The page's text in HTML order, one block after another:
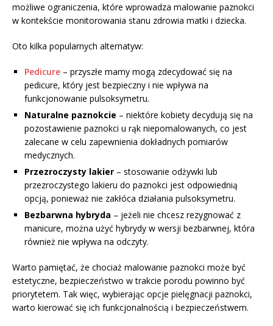
możliwe ograniczenia, które wprowadza malowanie paznokci
w kontekście monitorowania stanu zdrowia matki i dziecka.
Oto kilka popularnych alternatyw:
Pedicure – przyszłe mamy mogą zdecydować się na
pedicure, który jest bezpieczny i nie wpływa na
funkcjonowanie pulsoksymetru.
Naturalne paznokcie – niektóre kobiety decydują się na
pozostawienie paznokci u rąk niepomalowanych, co jest
zalecane w celu zapewnienia dokładnych pomiarów
medycznych.
Przezroczysty lakier – stosowanie odżywki lub
przezroczystego lakieru do paznokci jest odpowiednią
opcją, ponieważ nie zakłóca działania pulsoksymetru.
Bezbarwna hybryda – jeżeli nie chcesz rezygnować z
manicure, można użyć hybrydy w wersji bezbarwnej, która
również nie wpływa na odczyty.
Warto pamiętać, że chociaż malowanie paznokci może być
estetyczne, bezpieczeństwo w trakcie porodu powinno być
priorytetem. Tak więc, wybierając opcje pielęgnacji paznokci,
warto kierować się ich funkcjonalnością i bezpieczeństwem.